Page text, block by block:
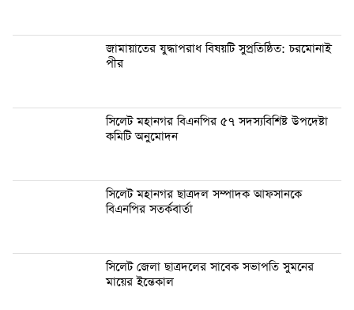
জামায়াতের যুদ্ধাপরাধ বিষয়টি সুপ্রতিষ্ঠিত: চরমোনাই
পীর
সিলেট মহানগর বিএনপির ৫৭ সদস্যবিশিষ্ট উপদেষ্টা
কমিটি অনুমোদন
সিলেট মহানগর ছাত্রদল সম্পাদক আফসানকে
বিএনপির সতর্কবার্তা
সিলেট জেলা ছাত্রদলের সাবেক সভাপতি সুমনের
মায়ের ইন্তেকাল